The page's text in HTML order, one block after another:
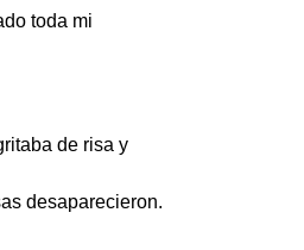
toda mi
de risa y
desaparecieron.